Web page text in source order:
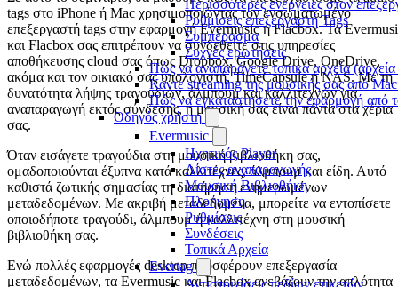
Περισσότερες ενέργειες στον
Ρυθμίσεις επεξεργαστή Tags
Συμπέρασμα
Συχνές ερωτήσεις
Πώς να αναπαράγετε τοπικά αρχεία
Κάντε streaming της μουσικής σας από
Πώς να εγκαταστήσετε την εφαρμογή από
Οδηγός χρήστη
Evermusic
Ηχητικός Player
Λίστες αναπαραγωγής
Μουσική Βιβλιοθήκη
Πλοήγηση
Ρυθμίσεις
Συνδέσεις
Τοπικά Αρχεία
Evertag
Αντιστοιχίσεις πεδίων ετικετών
tags στο iPhone ή Mac χρησιμοποιώντας τον ενσωματωμένο
επεξεργαστή tags στην εφαρμογή Evermusic ή Flacbox. Τα
και Flacbox σας επιτρέπουν να συνδεθείτε στις υπηρεσίες
αποθήκευσης cloud σας όπως Dropbox, Google Drive, OneDrive,
ακόμα και τον οικιακό σας υπολογιστή, TimeCapsule ή NAS. Με τη
δυνατότητα λήψης τραγουδιών, άλμπουμ και καλλιτεχνών για
αναπαραγωγή εκτός σύνδεσης, η μουσική σας είναι πάντα στα χέρια
σας.
Όταν εισάγετε τραγούδια στη μουσική βιβλιοθήκη σας,
ομαδοποιούνται έξυπνα κατά καλλιτέχνες, άλμπουμ και είδη. Αυτό
καθιστά ζωτικής σημασίας τη διατήρηση ενημερωμένων
μεταδεδομένων. Με ακριβή μεταδεδομένα, μπορείτε να εντοπίσετε
οποιοδήποτε τραγούδι, άλμπουμ ή καλλιτέχνη στη μουσική
βιβλιοθήκη σας.
Ενώ πολλές εφαρμογές desktop προσφέρουν επεξεργασία
μεταδεδομένων, τα Evermusic και Flacbox ανεβάζουν την απλότητα